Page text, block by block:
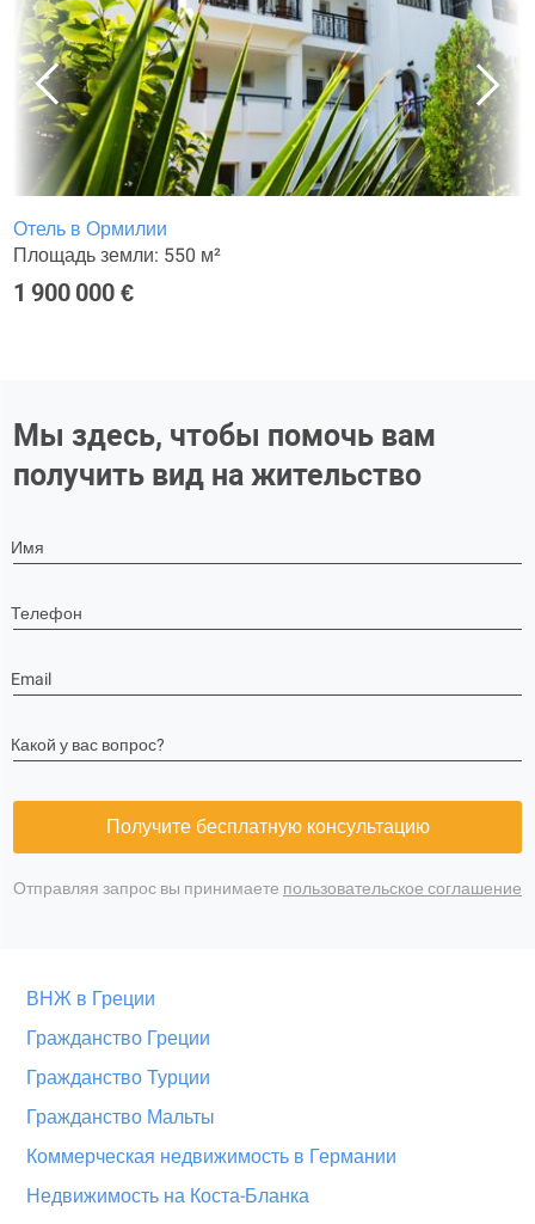
Отель в Ормилии
Площадь земли: 550 м²
1 900 000 €
Мы здесь, чтобы помочь вам
получить вид на жительство
Имя
Телефон
Email
Какой у вас вопрос?
Получите бесплатную консультацию
Отправляя запрос вы принимаете пользовательское соглашение
ВНЖ в Греции
Гражданство Греции
Гражданство Турции
Гражданство Мальты
Коммерческая недвижимость в Германии
Недвижимость на Коста-Бланка